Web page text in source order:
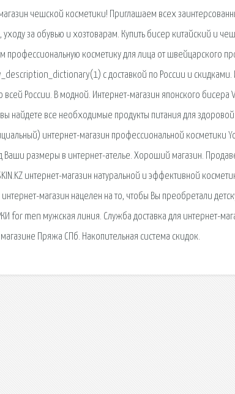
чешской косметики! Приглашаем всех
уходу за обувью и хозтоварам. Купить бисер китайский и
профессиональную косметику для лица от швейцарского
с доставкой по России и
всей России. В модной. Интернет-магазин японского
найдете все необходимые продукты питания для
интернет-магазин профессиональной косметики
Ваши размеры в интернет-ателье. Хороший магазин.
интернет-магазин натуральной и эффективной
магазин нацелен на то, чтобы Вы преобретали
for men мужская линия. Служба доставка для интернет-
Пряжа СПб. Накопительная система скидок.